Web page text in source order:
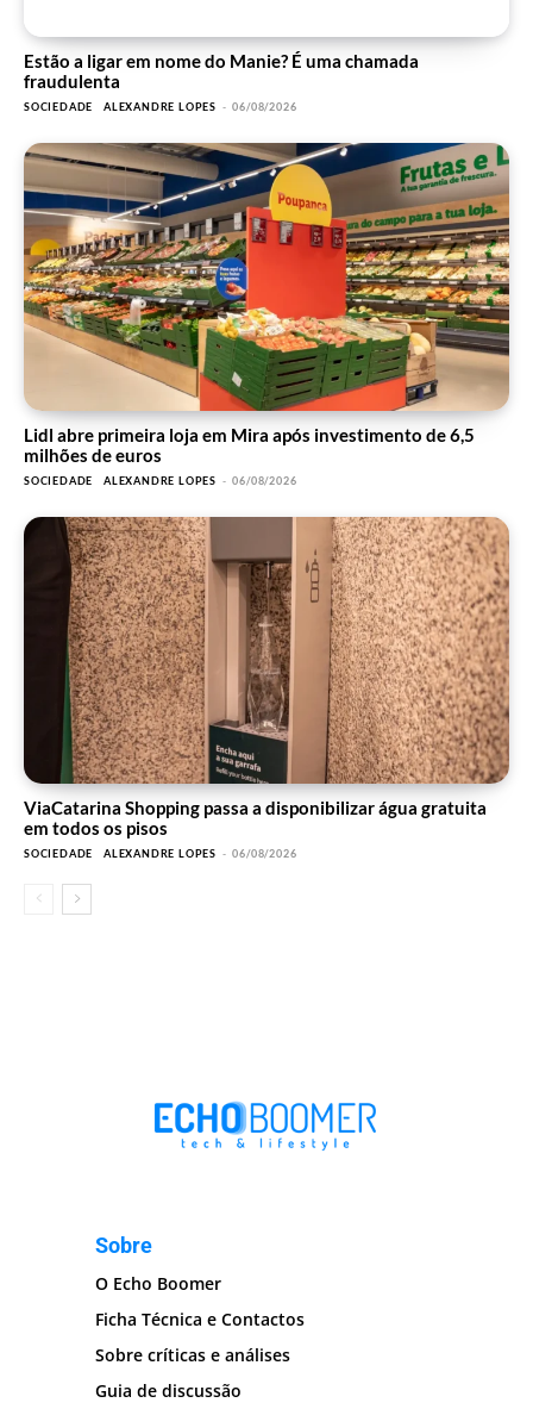
Estão a ligar em nome do Manie? É uma chamada
fraudulenta
SOCIEDADE ALEXANDRE LOPES - 06/08/2026
Lidl abre primeira loja em Mira após investimento de 6,5
milhões de euros
SOCIEDADE ALEXANDRE LOPES - 06/08/2026
ViaCatarina Shopping passa a disponibilizar água gratuita
em todos os pisos
SOCIEDADE ALEXANDRE LOPES - 06/08/2026
Sobre
O Echo Boomer
Ficha Técnica e Contactos
Sobre críticas e análises
Guia de discussão